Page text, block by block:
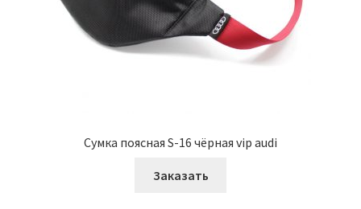
Сумка поясная S-16 чёрная vip audi
Заказать